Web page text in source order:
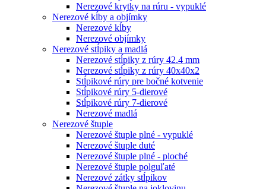
Nerezové krytky na rúru - vypuklé
Nerezové kĺby a objímky
Nerezové kĺby
Nerezové objímky
Nerezové stĺpiky a madlá
Nerezové stĺpiky z rúry 42.4 mm
Nerezové stĺpiky z rúry 40x40x2
Stĺpikové rúry pre bočné kotvenie
Stĺpikové rúry 5-dierové
Stĺpikové rúry 7-dierové
Nerezové madlá
Nerezové štuple
Nerezové štuple plné - vypuklé
Nerezové štuple duté
Nerezové štuple plné - ploché
Nerezové štuple polguľaté
Nerezové zátky stĺpikov